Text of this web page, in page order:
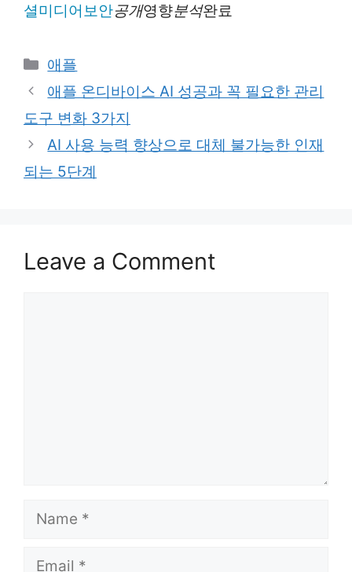
셜미디어보안공개영향분석완료
Categories
애플
애플 온디바이스 AI 성공과 꼭 필요한 관리
도구 변화 3가지
AI 사용 능력 향상으로 대체 불가능한 인재
되는 5단계
Leave a Comment
Name
Email